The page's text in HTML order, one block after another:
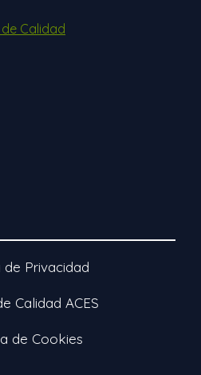
Calidad
de Privacidad
Calidad ACES
de Cookies